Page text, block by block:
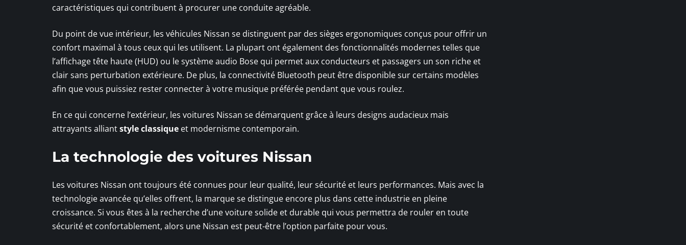
caractéristiques qui contribuent à procurer une conduite agréable.
Du point de vue intérieur, les véhicules Nissan se distinguent par des sièges ergonomiques conçus pour offrir un
confort maximal à tous ceux qui les utilisent. La plupart ont également des fonctionnalités modernes telles que
l’affichage tête haute (HUD) ou le système audio Bose qui permet aux conducteurs et passagers un son riche et
clair sans perturbation extérieure. De plus, la connectivité Bluetooth peut être disponible sur certains modèles
afin que vous puissiez rester connecter à votre musique préférée pendant que vous roulez.
En ce qui concerne l’extérieur, les voitures Nissan se démarquent grâce à leurs designs audacieux mais
attrayants alliantstyle classique et modernisme contemporain.
La technologie des voitures Nissan
Les voitures Nissan ont toujours été connues pour leur qualité, leur sécurité et leurs performances. Mais avec la
technologie avancée qu’elles offrent, la marque se distingue encore plus dans cette industrie en pleine
croissance. Si vous êtes à la recherche d’une voiture solide et durable qui vous permettra de rouler en toute
sécurité et confortablement, alors une Nissan est peut-être l’option parfaite pour vous.